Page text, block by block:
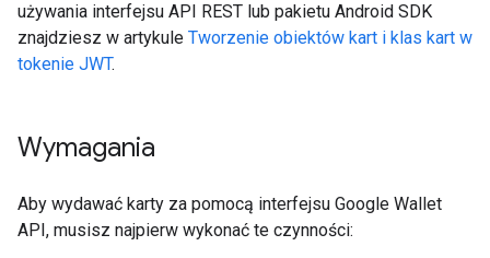
używania interfejsu API REST lub pakietu Android SDK
znajdziesz w artykule Tworzenie obiektów kart i klas kart w
tokenie JWT.
Wymagania
Aby wydawać karty za pomocą interfejsu Google Wallet
API, musisz najpierw wykonać te czynności: